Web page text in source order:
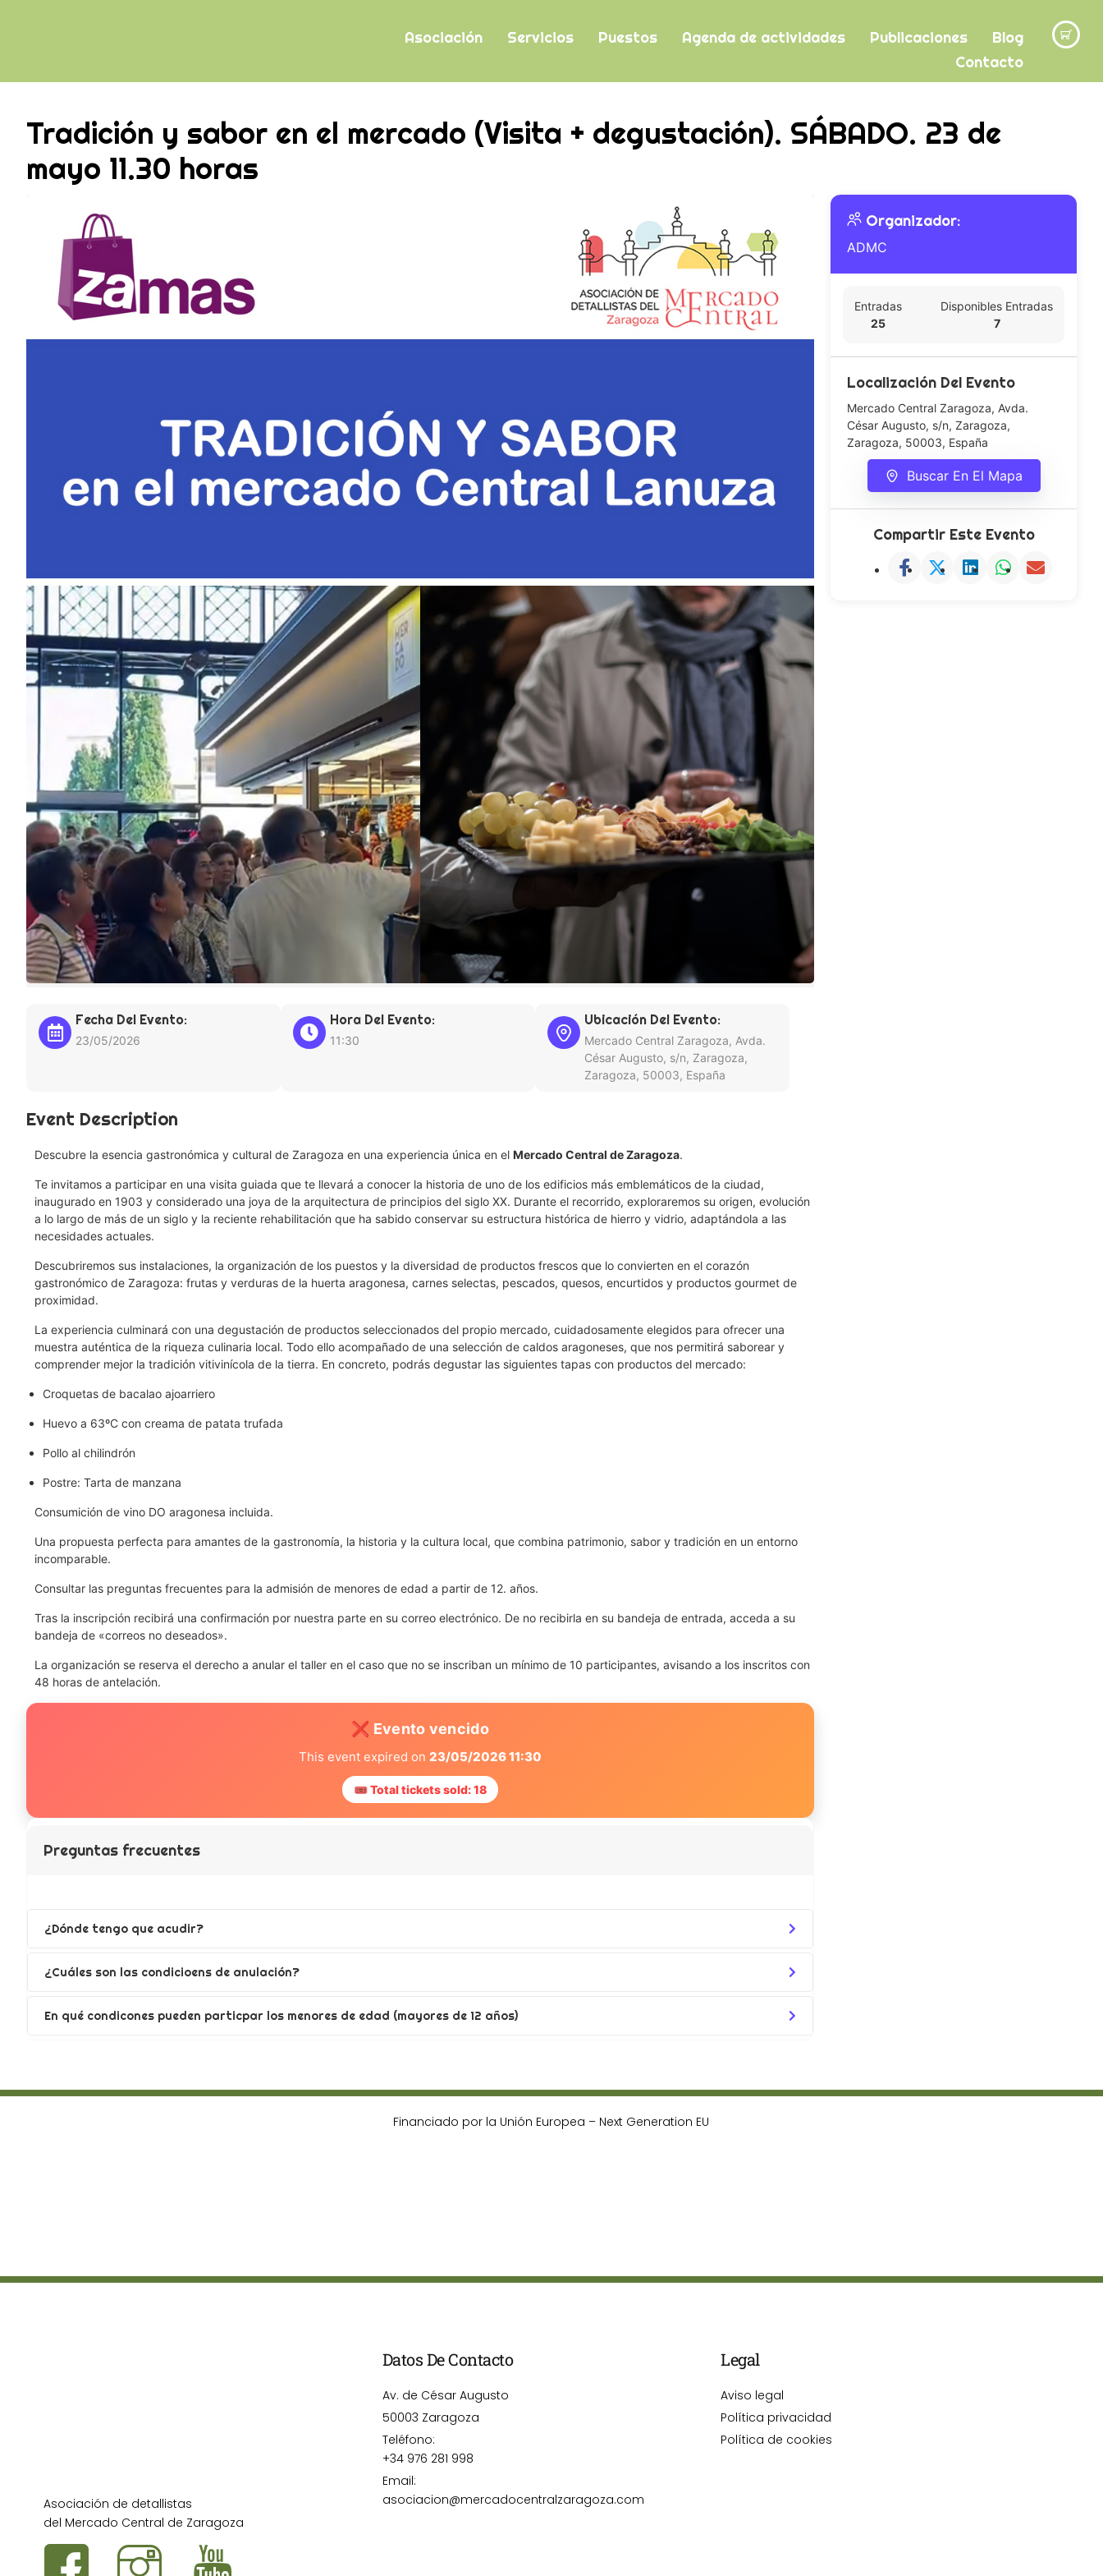
Asociación Servicios Puestos Agenda de actividades Publicaciones
Blog
Contacto
Tradición y sabor en el mercado (Visita + degustación). SÁBADO. 23 de
mayo 11.30 horas
Fecha Del Evento:
23/05/2026
Hora Del Evento:
11:30
Ubicación Del Evento:
Mercado Central Zaragoza, Avda.
César Augusto, s/n, Zaragoza,
Zaragoza, 50003, España
Event Description
Descubre la esencia gastronómica y cultural de Zaragoza en una experiencia única en el Mercado Central de Zaragoza.
Te invitamos a participar en una visita guiada que te llevará a conocer la historia de uno de los edificios más emblemáticos de la ciudad,
inaugurado en 1903 y considerado una joya de la arquitectura de principios del siglo XX. Durante el recorrido, exploraremos su origen, evolución
a lo largo de más de un siglo y la reciente rehabilitación que ha sabido conservar su estructura histórica de hierro y vidrio, adaptándola a las
necesidades actuales.
Descubriremos sus instalaciones, la organización de los puestos y la diversidad de productos frescos que lo convierten en el corazón
gastronómico de Zaragoza: frutas y verduras de la huerta aragonesa, carnes selectas, pescados, quesos, encurtidos y productos gourmet de
proximidad.
La experiencia culminará con una degustación de productos seleccionados del propio mercado, cuidadosamente elegidos para ofrecer una
muestra auténtica de la riqueza culinaria local. Todo ello acompañado de una selección de caldos aragoneses, que nos permitirá saborear y
comprender mejor la tradición vitivinícola de la tierra. En concreto, podrás degustar las siguientes tapas con productos del mercado:
Croquetas de bacalao ajoarriero
Huevo a 63ºC con creama de patata trufada
Pollo al chilindrón
Postre: Tarta de manzana
Consumición de vino DO aragonesa incluida.
Una propuesta perfecta para amantes de la gastronomía, la historia y la cultura local, que combina patrimonio, sabor y tradición en un entorno
incomparable.
Consultar las preguntas frecuentes para la admisión de menores de edad a partir de 12. años.
Tras la inscripción recibirá una confirmación por nuestra parte en su correo electrónico. De no recibirla en su bandeja de entrada, acceda a su
bandeja de «correos no deseados».
La organización se reserva el derecho a anular el taller en el caso que no se inscriban un mínimo de 10 participantes, avisando a los inscritos con
48 horas de antelación.
❌ Evento vencido
This event expired on 23/05/2026 11:30
🎟 Total tickets sold: 18
Preguntas frecuentes
¿Dónde tengo que acudir?
¿Cuáles son las condicioens de anulación?
En qué condicones pueden particpar los menores de edad (mayores de 12 años)
Organizador:
ADMC
Entradas
25
Disponibles Entradas
7
Localización Del Evento
Mercado Central Zaragoza, Avda.
César Augusto, s/n, Zaragoza,
Zaragoza, 50003, España
Buscar En El Mapa
Compartir Este Evento
Financiado por la Unión Europea – Next Generation EU
Asociación de detallistas
del Mercado Central de Zaragoza
Datos De Contacto
Av. de César Augusto
50003 Zaragoza
Teléfono:
+34 976 281 998
Email:
asociacion@mercadocentralzaragoza.com
Legal
Aviso legal
Política privacidad
Política de cookies